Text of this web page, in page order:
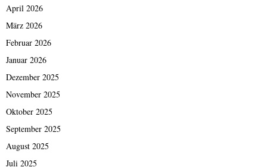
April 2026
März 2026
Februar 2026
Januar 2026
Dezember 2025
November 2025
Oktober 2025
September 2025
August 2025
Juli 2025